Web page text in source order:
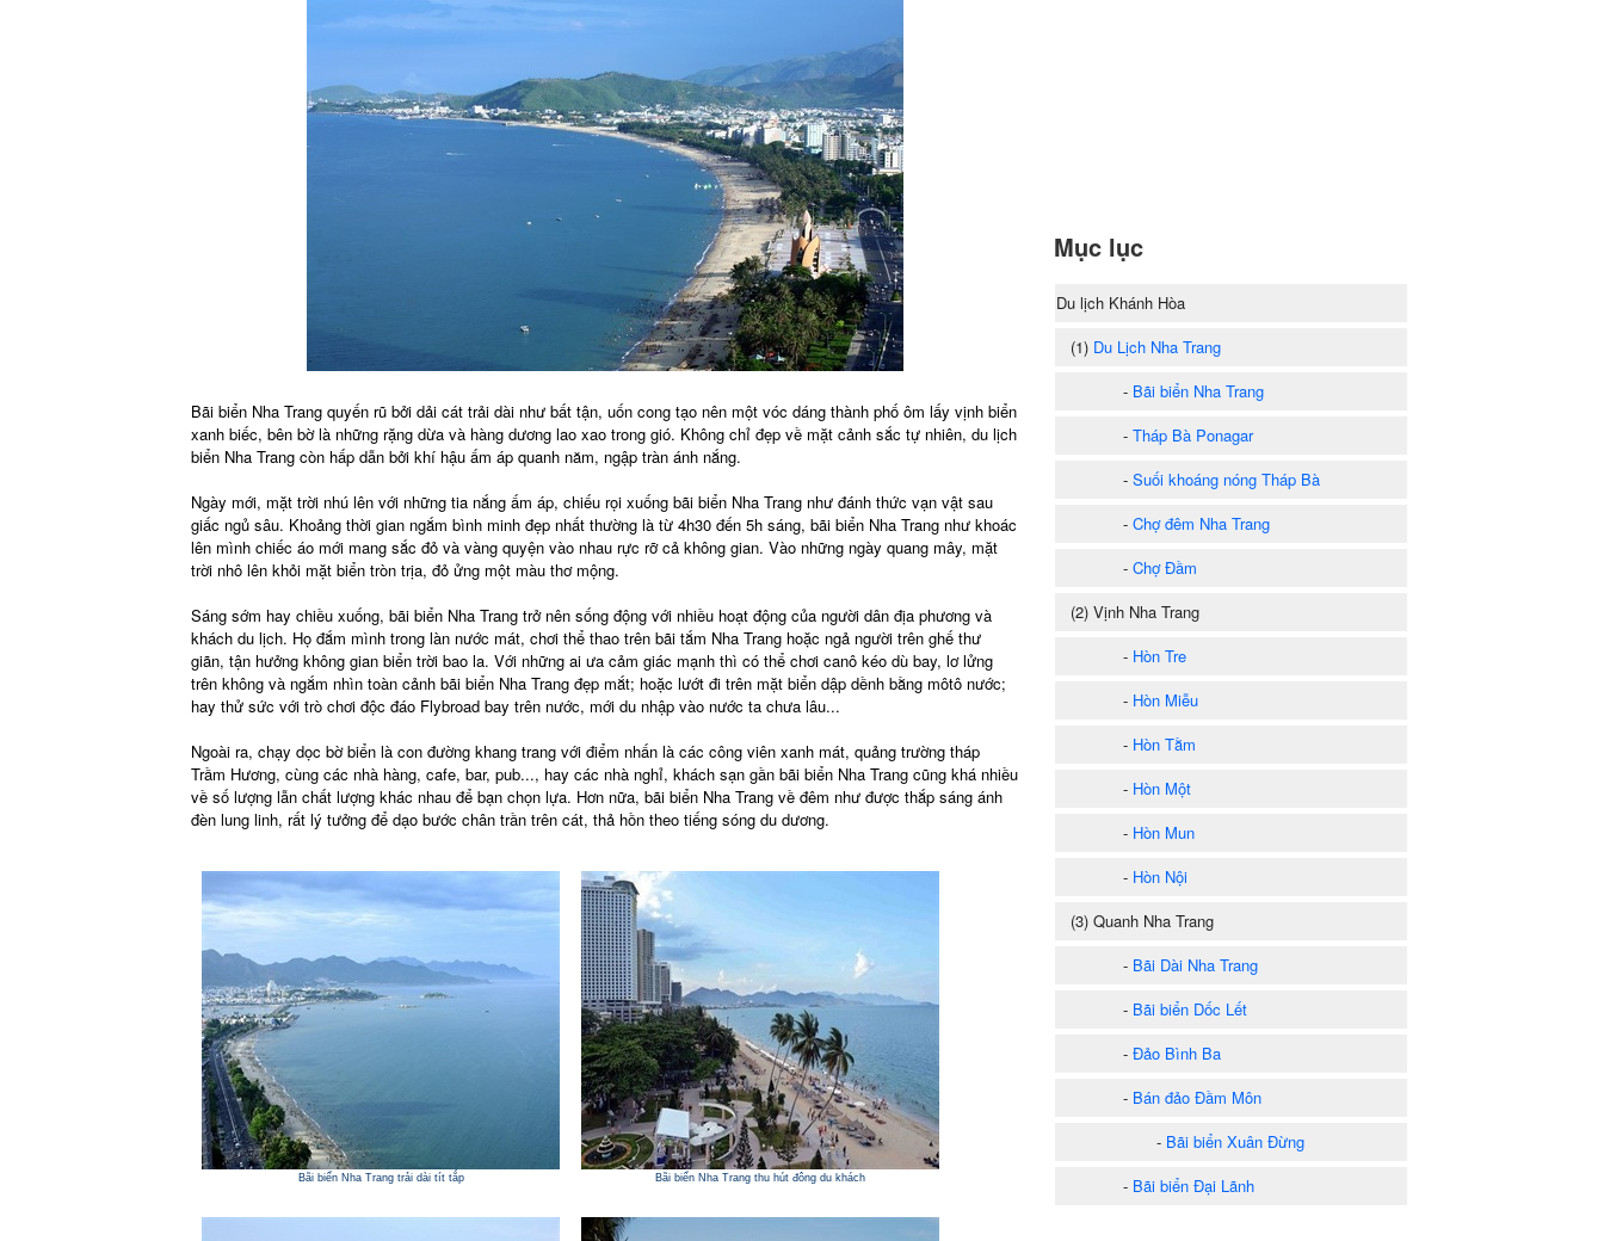
Bãi biển Nha Trang quyến rũ bởi dải cát trải dài như bất tận, uốn cong tạo nên một vóc dáng thành phố ôm lấy vịnh biển
xanh biếc, bên bờ là những rặng dừa và hàng dương lao xao trong gió. Không chỉ đẹp về mặt cảnh sắc tự nhiên, du lịch
biển Nha Trang còn hấp dẫn bởi khí hậu ấm áp quanh năm, ngập tràn ánh nắng.
Ngày mới, mặt trời nhú lên với những tia nắng ấm áp, chiếu rọi xuống bãi biển Nha Trang như đánh thức vạn vật sau
giấc ngủ sâu. Khoảng thời gian ngắm bình minh đẹp nhất thường là từ 4h30 đến 5h sáng, bãi biển Nha Trang như khoác
lên mình chiếc áo mới mang sắc đỏ và vàng quyện vào nhau rực rỡ cả không gian. Vào những ngày quang mây, mặt
trời nhô lên khỏi mặt biển tròn trịa, đỏ ửng một màu thơ mộng.
Sáng sớm hay chiều xuống, bãi biển Nha Trang trở nên sống động với nhiều hoạt động của người dân địa phương và
khách du lịch. Họ đắm mình trong làn nước mát, chơi thể thao trên bãi tắm Nha Trang hoặc ngả người trên ghế thư
giãn, tận hưởng không gian biển trời bao la. Với những ai ưa cảm giác mạnh thì có thể chơi canô kéo dù bay, lơ lửng
trên không và ngắm nhìn toàn cảnh bãi biển Nha Trang đẹp mắt; hoặc lướt đi trên mặt biển dập dềnh bằng môtô nước;
hay thử sức với trò chơi độc đáo Flybroad bay trên nước, mới du nhập vào nước ta chưa lâu...
Ngoài ra, chạy dọc bờ biển là con đường khang trang với điểm nhấn là các công viên xanh mát, quảng trường tháp
Trầm Hương, cùng các nhà hàng, cafe, bar, pub..., hay các nhà nghỉ, khách sạn gần bãi biển Nha Trang cũng khá nhiều
về số lượng lẫn chất lượng khác nhau để bạn chọn lựa. Hơn nữa, bãi biển Nha Trang về đêm như được thắp sáng ánh
đèn lung linh, rất lý tưởng để dạo bước chân trần trên cát, thả hồn theo tiếng sóng du dương.
Bãi biển Nha Trang trải dài tít tắp Bãi biển Nha Trang thu hút đông du khách
Mục lục
Du lịch Khánh Hòa
(1) Du Lịch Nha Trang
- Bãi biển Nha Trang
- Tháp Bà Ponagar
- Suối khoáng nóng Tháp Bà
- Chợ đêm Nha Trang
- Chợ Đầm
(2) Vịnh Nha Trang
- Hòn Tre
- Hòn Miễu
- Hòn Tằm
- Hòn Một
- Hòn Mun
- Hòn Nội
(3) Quanh Nha Trang
- Bãi Dài Nha Trang
- Bãi biển Dốc Lết
- Đảo Bình Ba
- Bán đảo Đầm Môn
- Bãi biển Xuân Đừng
- Bãi biển Đại Lãnh